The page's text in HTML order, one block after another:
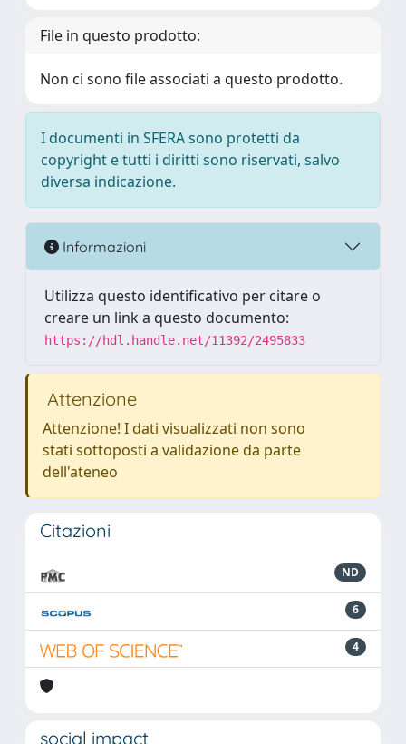
File in questo prodotto:
Non ci sono file associati a questo prodotto.
I documenti in SFERA sono protetti da
copyright e tutti i diritti sono riservati, salvo
diversa indicazione.
Informazioni
Utilizza questo identificativo per citare o
creare un link a questo documento:
https://hdl.handle.net/11392/2495833
Attenzione
Attenzione! I dati visualizzati non sono
stati sottoposti a validazione da parte
dell'ateneo
Citazioni
ND
6
4
social impact